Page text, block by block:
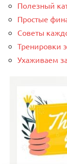
Полезный
Простые
Советы
Тренировки
Ухаживаем